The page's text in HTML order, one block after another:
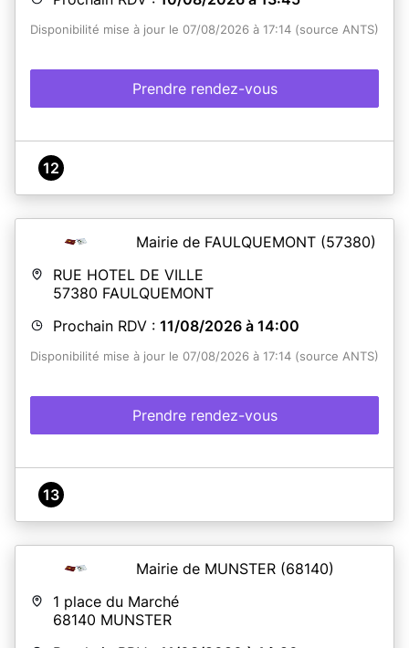
Disponibilité mise à jour le 07/08/2026 à 17:14 (source ANTS)
Prendre rendez-vous
12
Mairie de FAULQUEMONT (57380)
RUE HOTEL DE VILLE
57380 FAULQUEMONT
Prochain RDV : 11/08/2026 à 14:00
Disponibilité mise à jour le 07/08/2026 à 17:14 (source ANTS)
Prendre rendez-vous
13
Mairie de MUNSTER (68140)
1 place du Marché
68140 MUNSTER